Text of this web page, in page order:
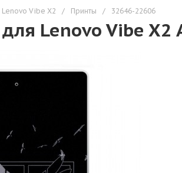
Vibe X2 / Принты / 32646-22606
Lenovo Vibe X2